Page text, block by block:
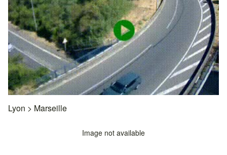
Lyon > Marseille
Image not available